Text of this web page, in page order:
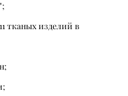
тканых изделий в